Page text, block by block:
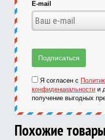
E-mail
Я согласен с
конфиденциальности и
получение выгодных
Похожие товары